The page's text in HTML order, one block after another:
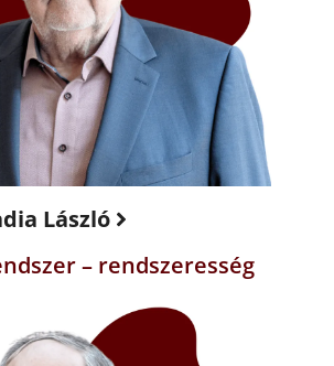
László
– rendszeresség